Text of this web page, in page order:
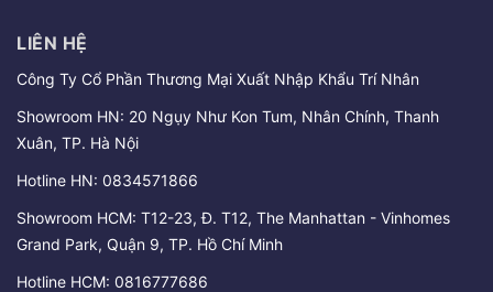
LIÊN HỆ
Công Ty Cổ Phần Thương Mại Xuất Nhập Khẩu Trí Nhân
Showroom HN: 20 Ngụy Như Kon Tum, Nhân Chính, Thanh
Xuân, TP. Hà Nội
Hotline HN: 0834571866
Showroom HCM: T12-23, Đ. T12, The Manhattan - Vinhomes
Grand Park, Quận 9, TP. Hồ Chí Minh
Hotline HCM: 0816777686